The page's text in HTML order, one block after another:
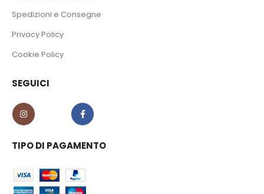
Spedizioni e Consegne
Privacy Policy
Cookie Policy
SEGUICI
TIPO DI PAGAMENTO